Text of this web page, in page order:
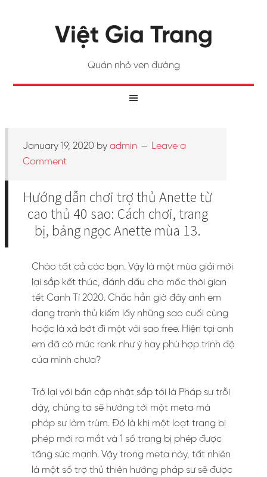
Việt Gia Trang
Quán nhỏ ven đường
January 19, 2020 by admin
Leave a
Comment
Hướng dẫn chơi trợ thủ Anette từ
cao thủ 40 sao: Cách chơi, trang
bị, bảng ngọc Anette mùa 13.
Chào tất cả các bạn. Vậy là một mùa giải mới
lại sắp kết thúc, đánh dấu cho mốc thời gian
tết Canh Tí 2020. Chắc hẳn giờ đây anh em
đang tranh thủ kiếm lấy những sao cuối cùng
hoặc là xả bớt đi một vài sao free. Hiện tại anh
em đã có mức rank như ý hay phù hợp trình độ
của mình chưa?
Trở lại với bản cập nhật sắp tới là Pháp sư trỗi
dậy, chúng ta sẽ hướng tới một meta mà
pháp sư làm trùm. Đó là khi một loạt trang bị
phép mới ra mắt và 1 số trang bị phép được
tăng sức mạnh. Vậy trong meta này, tất nhiên
là một số trợ thủ thiên hướng pháp sư sẽ được